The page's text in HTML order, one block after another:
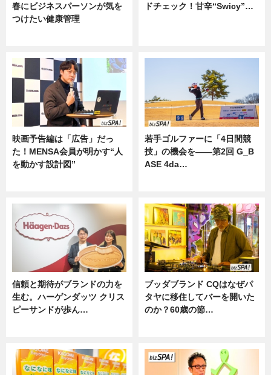
春にビジネスパーソンが気を
つけたい健康管理
ドチェック！甘辛“Swicy”…
映画予告編は「広告」だっ
た！MENSA会員が明かす“人
を動かす設計図”
若手ゴルファーに「4日間競
技」の機会を——第2回 G_B
ASE 4da…
信頼と期待がブランドの力を
生む。ハーゲンダッツ クリス
ピーサンドが歩ん…
ブッダブランド CQはなぜパ
タヤに移住してバーを開いた
のか？60歳の節…